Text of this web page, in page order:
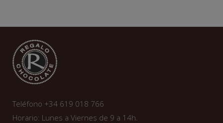
Teléfono +34 619 018 766
Horario: Lunes a Viernes de 9 a 14h.